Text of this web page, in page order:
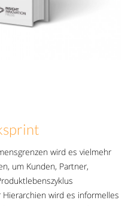
wird es vielmehr
um Kunden, Partner,
wird es informelles